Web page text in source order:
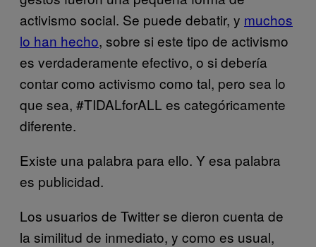
activismo social. Se puede debatir, y muchos
lo han hecho, sobre si este tipo de activismo
es verdaderamente efectivo, o si debería
contar como activismo como tal, pero sea lo
que sea, #TIDALforALL es categóricamente
diferente.
Existe una palabra para ello. Y esa palabra
es publicidad.
Los usuarios de Twitter se dieron cuenta de
la similitud de inmediato, y como es usual,